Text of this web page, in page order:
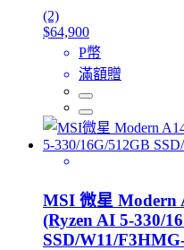
(2)
$64,900
P幣
滿額贈
MSI 微星 Modern
(Ryzen AI 5-330/
SSD/W11/